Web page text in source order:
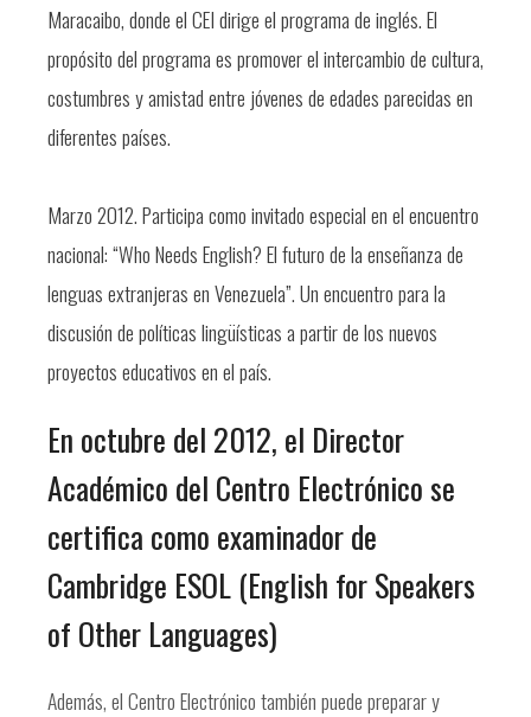
Maracaibo, donde el CEI dirige el programa de inglés. El
propósito del programa es promover el intercambio de cultura,
costumbres y amistad entre jóvenes de edades parecidas en
diferentes países.
Marzo 2012. Participa como invitado especial en el encuentro
nacional: “Who Needs English? El futuro de la enseñanza de
lenguas extranjeras en Venezuela”. Un encuentro para la
discusión de políticas lingüísticas a partir de los nuevos
proyectos educativos en el país.
En octubre del 2012, el Director
Académico del Centro Electrónico se
certifica como examinador de
Cambridge ESOL (English for Speakers
of Other Languages)
Además, el Centro Electrónico también puede preparar y